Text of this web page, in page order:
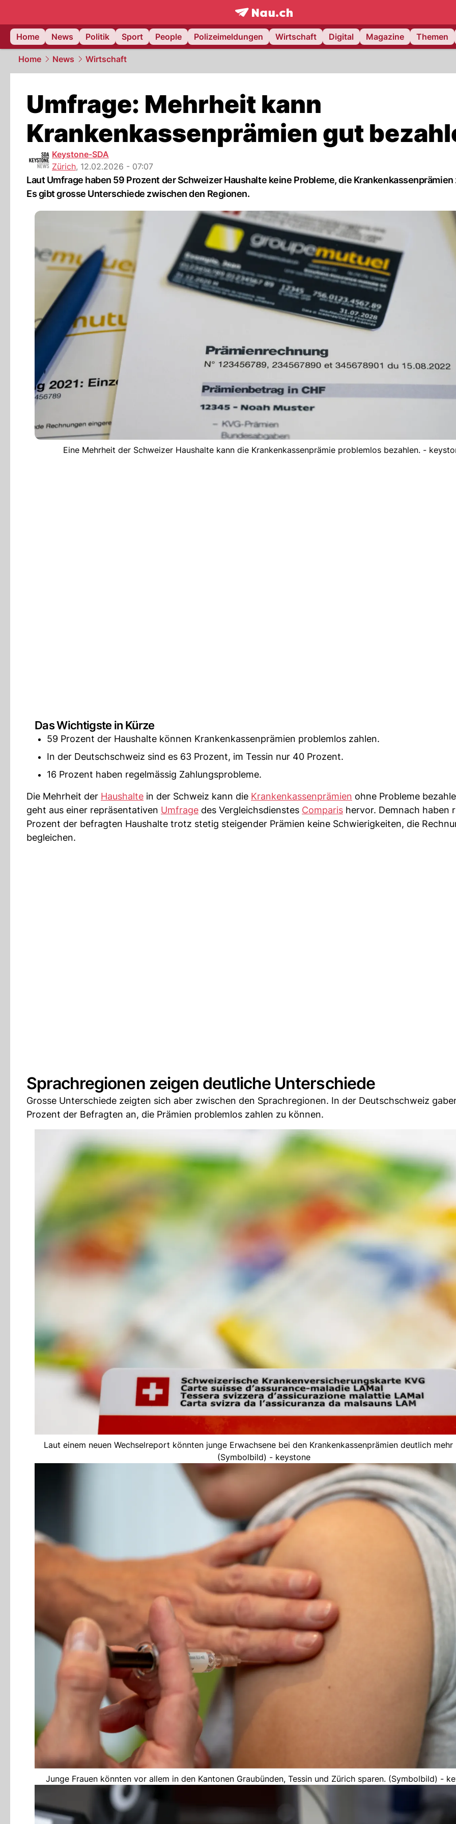
frontpage.NAU.ch
Home
News Politik Sport People Polizeimeldungen Wirtschaft Digital Magazine Themen
Home News Wirtschaft
Umfrage: Mehrheit kann
Krankenkassenprämien gut
Keystone-SDA
Zürich, 12.02.2026 - 07:07
Laut Umfrage haben 59 Prozent der Schweizer Haushalte keine Probleme, die Krankenkassenprämien
Es gibt grosse Unterschiede zwischen den Regionen.
Eine Mehrheit der Schweizer Haushalte kann die Krankenkassenprämie problemlos bezahlen. -
Das Wichtigste in Kürze
59 Prozent der Haushalte können Krankenkassenprämien problemlos zahlen.
In der Deutschschweiz sind es 63 Prozent, im Tessin nur 40 Prozent.
16 Prozent haben regelmässig Zahlungsprobleme.
Die Mehrheit der Haushalte in der Schweiz kann die Krankenkassenprämien ohne Probleme
geht aus einer repräsentativen Umfrage des Vergleichsdienstes Comparis hervor. Demnach haben
Prozent der befragten Haushalte trotz stetig steigender Prämien keine Schwierigkeiten, die
begleichen.
Sprachregionen zeigen deutliche Unterschiede
Grosse Unterschiede zeigten sich aber zwischen den Sprachregionen. In der Deutschschweiz
Prozent der Befragten an, die Prämien problemlos zahlen zu können.
Laut einem neuen Wechselreport könnten junge Erwachsene bei den Krankenkassenprämien deutlich mehr
(Symbolbild) - keystone
Junge Frauen könnten vor allem in den Kantonen Graubünden, Tessin und Zürich sparen. (Symbolbild) -